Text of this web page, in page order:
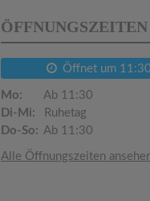
ÖFFNUNGSZEITEN
Öffnet um
Mo:
Ab 11:30
Di-Mi:
Ruhetag
Do-So: Ab 11:30
Alle Öffnungszeiten